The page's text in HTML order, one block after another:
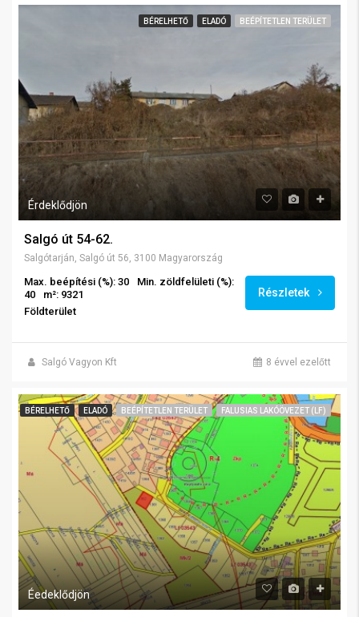
BÉRELHETŐ ELADÓ BEÉPÍTETLEN TERÜLET
Érdeklődjön
Salgó út 54-62.
Salgótarján, Salgó út 56, 3100 Magyarország
Max. beépítési (%): 30
Min. zöldfelületi (%):
40
m²: 9321
Földterület
Részletek
Salgó Vagyon Kft 8 évvel ezelőtt
BÉRELHETŐ ELADÓ BEÉPÍTETLEN TERÜLET FALUSIAS LAKÓÖVEZET (LF)
Éedeklődjön